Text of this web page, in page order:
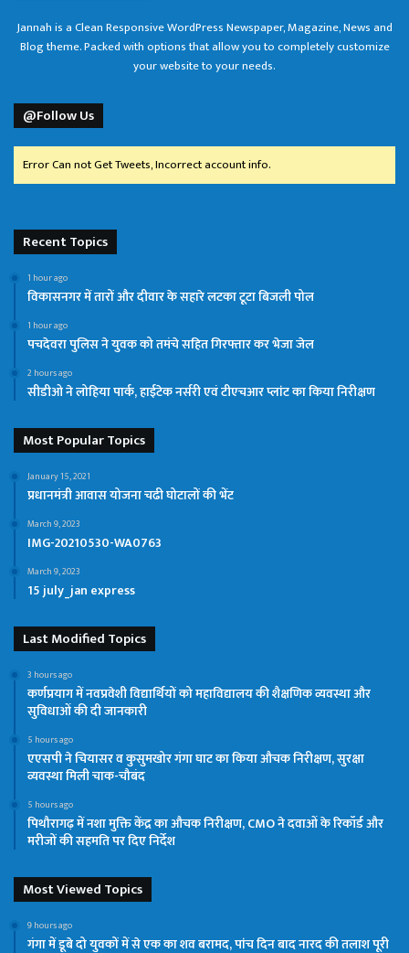
Jannah is a Clean Responsive WordPress Newspaper, Magazine, News and
Blog theme. Packed with options that allow you to completely customize
your website to your needs.
@Follow Us
Error Can not Get Tweets, Incorrect account info.
Recent Topics
1 hour ago
विकासनगर में तारों और दीवार के सहारे लटका टूटा बिजली पोल
1 hour ago
पचदेवरा पुलिस ने युवक को तमंचे सहित गिरफ्तार कर भेजा जेल
2 hours ago
सीडीओ ने लोहिया पार्क, हाईटेक नर्सरी एवं टीएचआर प्लांट का किया निरीक्षण
Most Popular Topics
January 15, 2021
प्रधानमंत्री आवास योजना चढी घोटालों की भेंट
March 9, 2023
IMG-20210530-WA0763
March 9, 2023
15 july_jan express
Last Modified Topics
3 hours ago
कर्णप्रयाग में नवप्रवेशी विद्यार्थियों को महाविद्यालय की शैक्षणिक व्यवस्था और
सुविधाओं की दी जानकारी
5 hours ago
एएसपी ने चियासर व कुसुमखोर गंगा घाट का किया औचक निरीक्षण, सुरक्षा
व्यवस्था मिली चाक-चौबंद
5 hours ago
पिथौरागढ़ में नशा मुक्ति केंद्र का औचक निरीक्षण, CMO ने दवाओं के रिकॉर्ड और
मरीजों की सहमति पर दिए निर्देश
Most Viewed Topics
9 hours ago
गंगा में डूबे दो युवकों में से एक का शव बरामद, पांच दिन बाद नारद की तलाश पूरी